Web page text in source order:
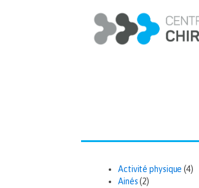
Activité physique (4)
Ainés (2)